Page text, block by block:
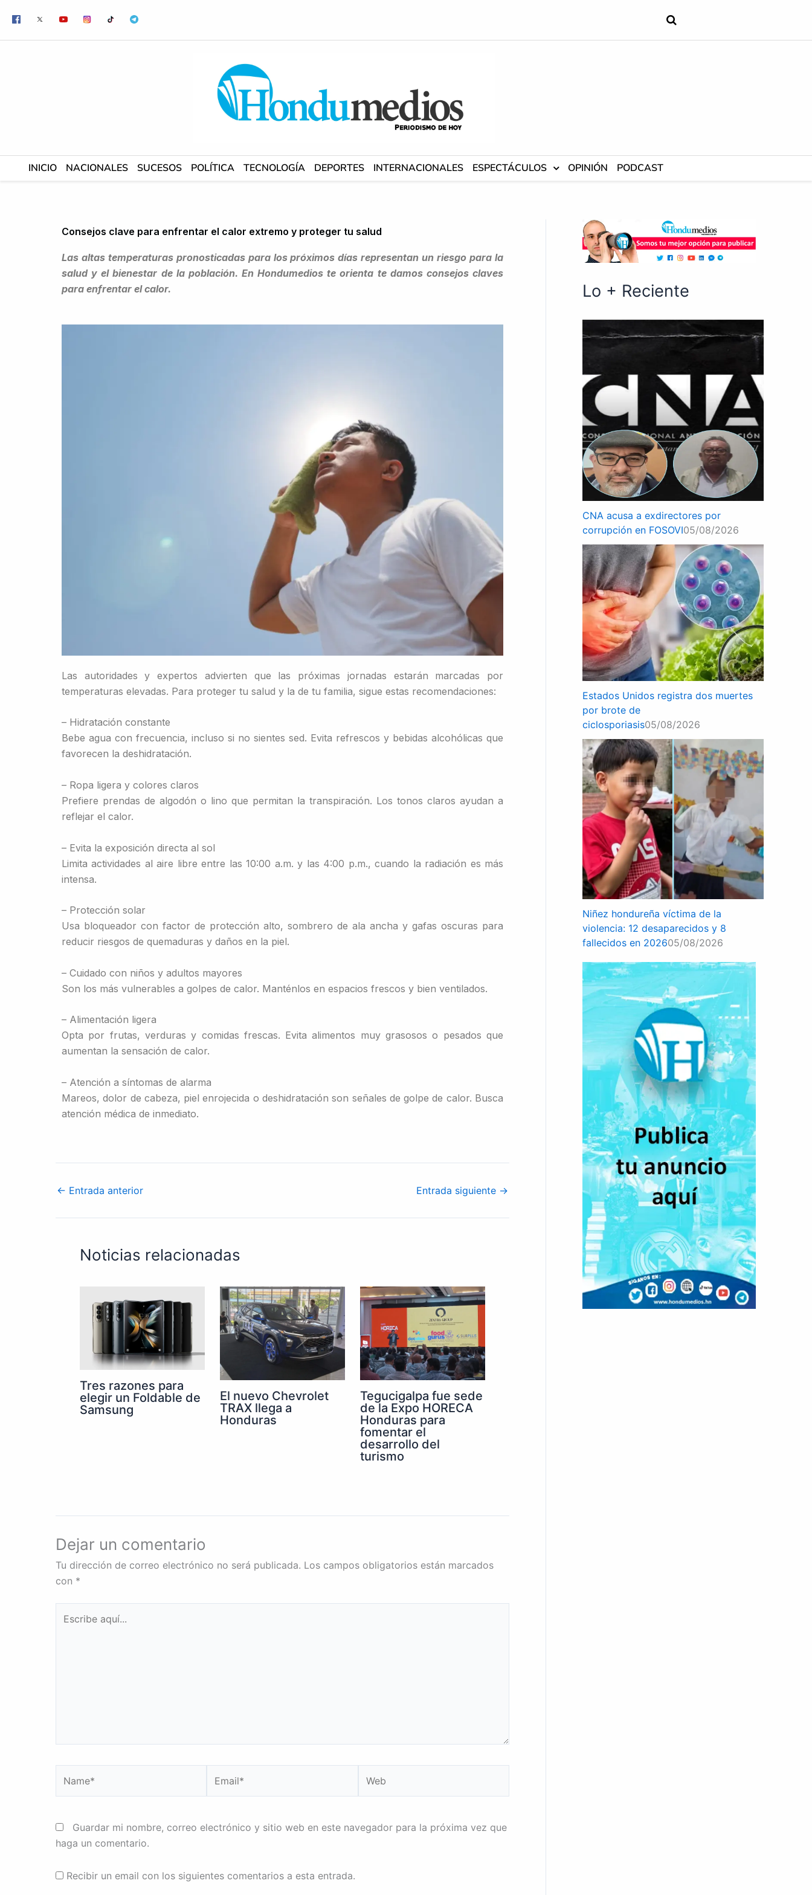
contenido
INICIO NACIONALES SUCESOS POLÍTICA TECNOLOGÍA DEPORTES INTERNACIONALES ESPECTÁCULOS OPINIÓN PODCAST
Consejos clave para enfrentar el calor extremo y proteger tu salud
Las altas temperaturas pronosticadas para los próximos días representan un riesgo para la
salud y el bienestar de la población. En Hondumedios te orienta te damos consejos claves
para enfrentar el calor.
Las autoridades y expertos advierten que las próximas jornadas estarán marcadas por
temperaturas elevadas. Para proteger tu salud y la de tu familia, sigue estas recomendaciones:
– Hidratación constante
Bebe agua con frecuencia, incluso si no sientes sed. Evita refrescos y bebidas alcohólicas que
favorecen la deshidratación.
– Ropa ligera y colores claros
Prefiere prendas de algodón o lino que permitan la transpiración. Los tonos claros ayudan a
reflejar el calor.
– Evita la exposición directa al sol
Limita actividades al aire libre entre las 10:00 a.m. y las 4:00 p.m., cuando la radiación es más
intensa.
– Protección solar
Usa bloqueador con factor de protección alto, sombrero de ala ancha y gafas oscuras para
reducir riesgos de quemaduras y daños en la piel.
– Cuidado con niños y adultos mayores
Son los más vulnerables a golpes de calor. Manténlos en espacios frescos y bien ventilados.
– Alimentación ligera
Opta por frutas, verduras y comidas frescas. Evita alimentos muy grasosos o pesados que
aumentan la sensación de calor.
– Atención a síntomas de alarma
Mareos, dolor de cabeza, piel enrojecida o deshidratación son señales de golpe de calor. Busca
atención médica de inmediato.
← Entrada anterior Entrada siguiente →
Noticias relacionadas
Tres razones para
elegir un Foldable de
Samsung
El nuevo Chevrolet
TRAX llega a
Honduras
Tegucigalpa fue sede
de la Expo HORECA
Honduras para
fomentar el
desarrollo del
turismo
Dejar un comentario
Tu dirección de correo electrónico no será publicada. Los campos obligatorios están marcados
con *
aquí...
Guardar mi nombre, correo electrónico y sitio web en este navegador para la próxima vez que
haga un comentario.
Recibir un email con los siguientes comentarios a esta entrada.
Lo + Reciente
CNA acusa a exdirectores por
corrupción en FOSOVI05/08/2026
Estados Unidos registra dos muertes
por brote de
ciclosporiasis05/08/2026
Niñez hondureña víctima de la
violencia: 12 desaparecidos y 8
fallecidos en 202605/08/2026